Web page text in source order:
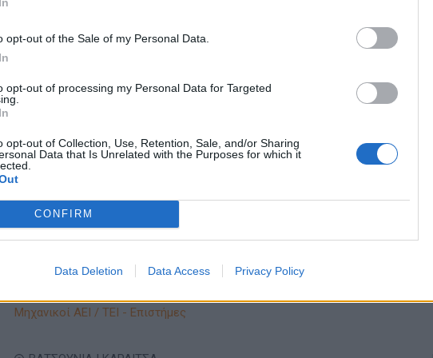
opt-out of the Sale of my Personal Data.
opt-out of processing my Personal Data for Targeted
opt-out of Collection, Use, Retention, Sale, and/or Sharing
Data that Is Unrelated with the Purposes for which it
CONFIRM
Data Deletion Data Access Privacy Policy
05/08/2026
Παραγωγή - Εργάτες - Τεχνίτες
Πλήρης απασχόληση
05/08/2026
Μηχανικοί ΑΕΙ / ΤΕΙ - Επιστήμες